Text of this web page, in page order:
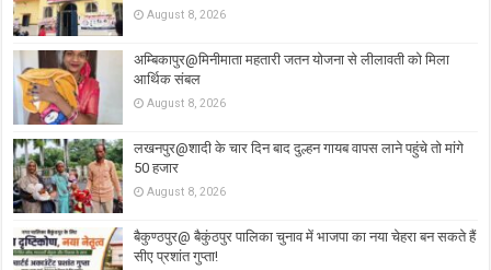
August 8, 2026
अम्बिकापुर@मिनीमाता महतारी जतन योजना से लीलावती को मिला
आर्थिक संबल
August 8, 2026
लखनपुर@शादी के चार दिन बाद दुल्हन गायब वापस लाने पहुंचे तो मांगे
50 हजार
August 8, 2026
बैकुण्ठपुर@ बैकुंठपुर पालिका चुनाव में भाजपा का नया चेहरा बन सकते हैं
सीए प्रशांत गुप्ता!